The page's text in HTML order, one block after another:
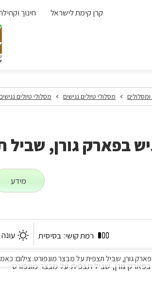
קרן קימת לישראל חינוך
ומסלולים מסלולי טיולים נגישים מסלולי טיולים
בפארק גורן,
מידע
רמת קושי: בסיסית
גורן, שביל תצפית על מבצר מונפורט. צילום: